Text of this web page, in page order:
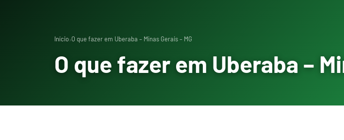
Início›O que fazer em Uberaba – Minas Gerais – MG
O que fazer em Uberaba –